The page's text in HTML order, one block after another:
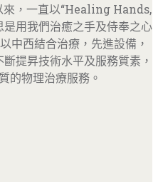
，一直以“Healing Hands,
用我們治癒之手及侍奉之心
中西結合治療，先進設備，
提昇技術水平及服務質素，
的物理治療服務。